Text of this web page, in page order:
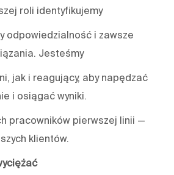
roli identyfikujemy
odpowiedzialność i zawsze
Jesteśmy
jak i reagujący, aby napędzać
i osiągać wyniki.
pracowników pierwszej linii —
klientów.